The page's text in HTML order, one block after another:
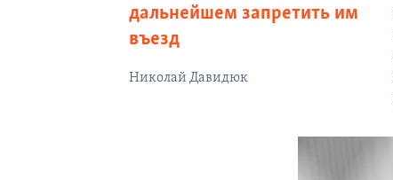
дальнейшем запретить им
въезд
Николай Давидюк